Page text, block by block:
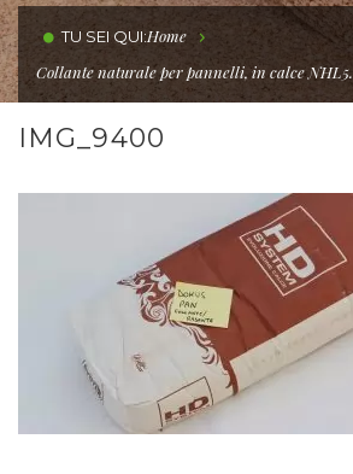
TU SEI QUI:Home
Collante naturale per pannelli, in calce NHL5.
IMG_9400